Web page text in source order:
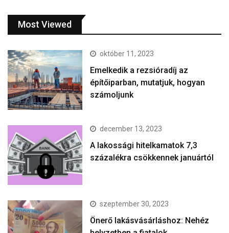
Most Viewed
október 11, 2023
Emelkedik a rezsióradíj az
építőiparban, mutatjuk, hogyan
számoljunk
december 13, 2023
A lakossági hitelkamatok 7,3
százalékra csökkennek januártól
szeptember 30, 2023
Önerő lakásvásárláshoz: Nehéz